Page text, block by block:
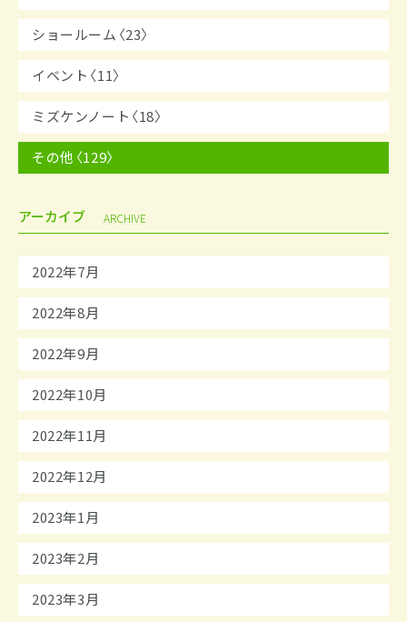
ショールーム〈23〉
イベント〈11〉
ミズケンノート〈18〉
その他〈129〉
アーカイブ ARCHIVE
2022年7月
2022年8月
2022年9月
2022年10月
2022年11月
2022年12月
2023年1月
2023年2月
2023年3月